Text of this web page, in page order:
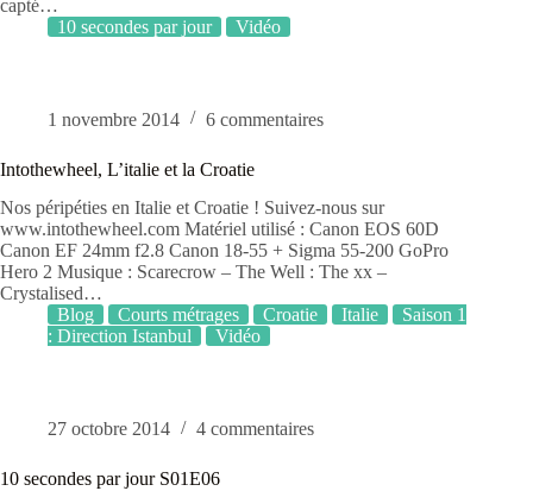
capté…
10 secondes par jour
Vidéo
1 novembre 2014 6 commentaires
Intothewheel, L’italie et la Croatie
Nos péripéties en Italie et Croatie ! Suivez-nous sur
www.intothewheel.com Matériel utilisé : Canon EOS 60D
Canon EF 24mm f2.8 Canon 18-55 + Sigma 55-200 GoPro
Hero 2 Musique : Scarecrow – The Well : The xx –
Crystalised…
Blog
Courts métrages Croatie Italie
Saison 1
: Direction Istanbul
Vidéo
27 octobre 2014 4 commentaires
10 secondes par jour S01E06